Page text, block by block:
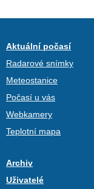
Aktuální počasí
Radarové snímky
Meteostanice
Počasí u vás
Webkamery
Teplotní mapa
Archiv
Uživatelé